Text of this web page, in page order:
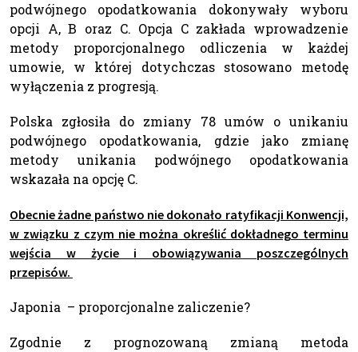
podwójnego opodatkowania dokonywały wyboru
opcji A, B oraz C. Opcja C zakłada wprowadzenie
metody proporcjonalnego odliczenia w każdej
umowie, w której dotychczas stosowano metodę
wyłączenia z progresją.
Polska zgłosiła do zmiany 78 umów o unikaniu
podwójnego opodatkowania, gdzie jako zmianę
metody unikania podwójnego opodatkowania
wskazała na opcję C.
Obecnie żadne państwo nie dokonało ratyfikacji Konwencji,
w związku z czym nie można określić dokładnego terminu
wejścia w życie i obowiązywania poszczególnych
przepisów.
Japonia – proporcjonalne zaliczenie?
Zgodnie z prognozowaną zmianą metoda